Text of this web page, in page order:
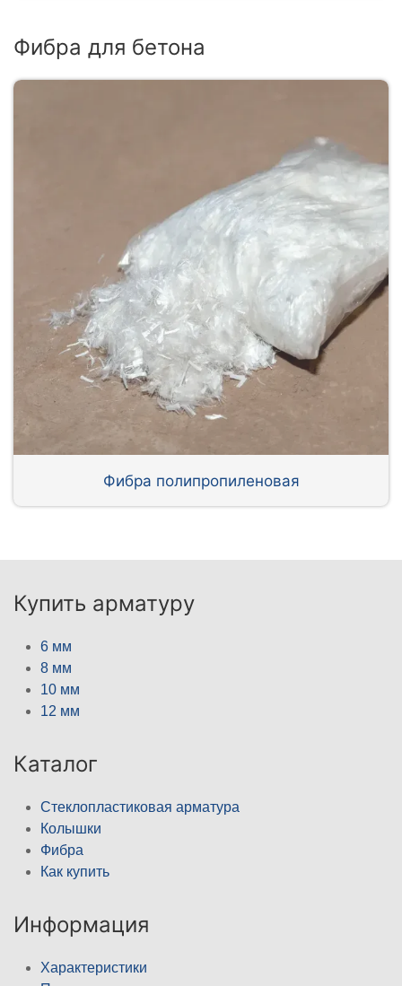
Фибра для бетона
Фибра полипропиленовая
Купить арматуру
6 мм
8 мм
10 мм
12 мм
Каталог
Стеклопластиковая арматура
Колышки
Фибра
Как купить
Информация
Характеристики